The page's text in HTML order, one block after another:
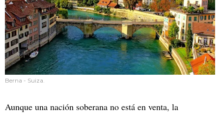
Berna - Suiza.
Aunque una nación soberana no está en venta, la